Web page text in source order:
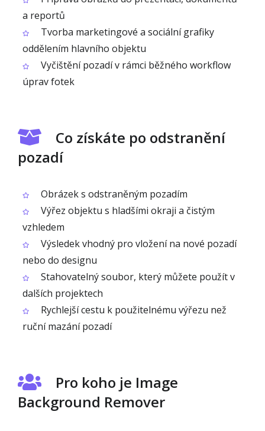
a reportů
Tvorba marketingové a sociální grafiky
oddělením hlavního objektu
Vyčištění pozadí v rámci běžného workflow
úprav fotek
Co získáte po odstranění
pozadí
Obrázek s odstraněným pozadím
Výřez objektu s hladšími okraji a čistým
vzhledem
Výsledek vhodný pro vložení na nové pozadí
nebo do designu
Stahovatelný soubor, který můžete použít v
dalších projektech
Rychlejší cestu k použitelnému výřezu než
ruční mazání pozadí
Pro koho je Image
Background Remover